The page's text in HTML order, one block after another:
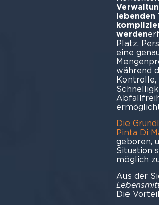
lebenden
werden
Platz,
eine
während
Kontrolle,
Die
Pinta Di
geboren,
Situation
möglich
Aus der
Die